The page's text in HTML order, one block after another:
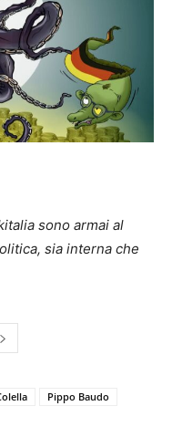
sono armai al
sia interna che
Pippo Baudo